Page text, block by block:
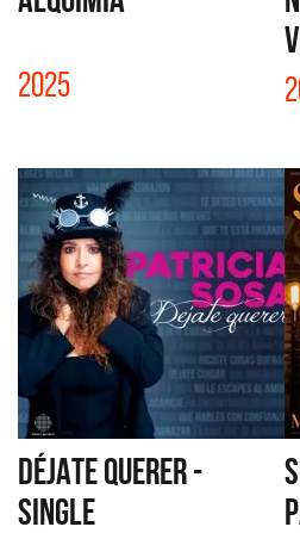
2025
DÉJATE QUERER -
SINGLE